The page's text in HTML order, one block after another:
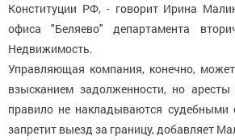
Конституции РФ, - говорит Ирина
офиса "Беляево" департамента
Недвижимость.
Управляющая компания, конечно,
взысканием задолженности, но
правило не накладываются судебными
запретит выезд за границу, добавляет